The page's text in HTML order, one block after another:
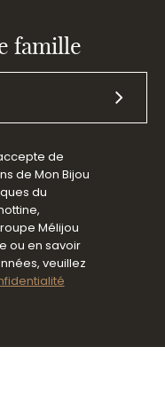
famille
de
de Mon Bijou
du
Mélijou
ou en savoir
veuillez